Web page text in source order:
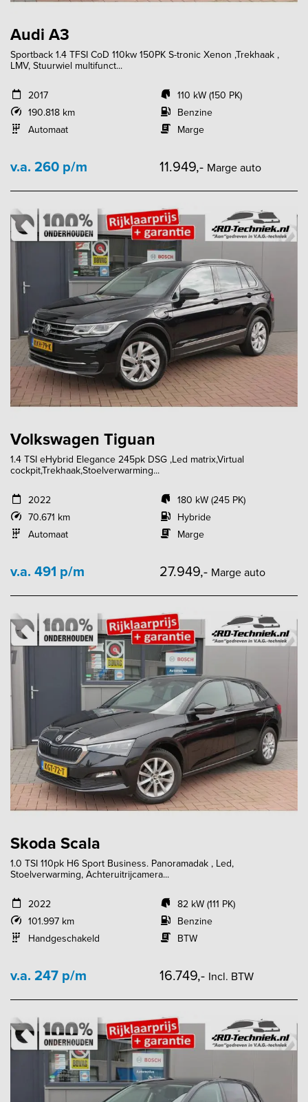
Audi A3
Sportback 1.4 TFSI CoD 110kw 150PK S-tronic Xenon ,Trekhaak ,
LMV, Stuurwiel multifunct...
2017
190.818 km
Automaat
110 kW (150 PK)
Benzine
Marge
v.a. 260 p/m 11.949,- Marge auto
Volkswagen Tiguan
1.4 TSI eHybrid Elegance 245pk DSG ,Led matrix,Virtual
cockpit,Trekhaak,Stoelverwarming...
2022
70.671 km
Automaat
180 kW (245 PK)
Hybride
Marge
v.a. 491 p/m 27.949,- Marge auto
Skoda Scala
1.0 TSI 110pk H6 Sport Business. Panoramadak , Led,
Stoelverwarming, Achteruitrijcamera...
2022
101.997 km
Handgeschakeld
82 kW (111 PK)
Benzine
BTW
v.a. 247 p/m 16.749,- Incl. BTW